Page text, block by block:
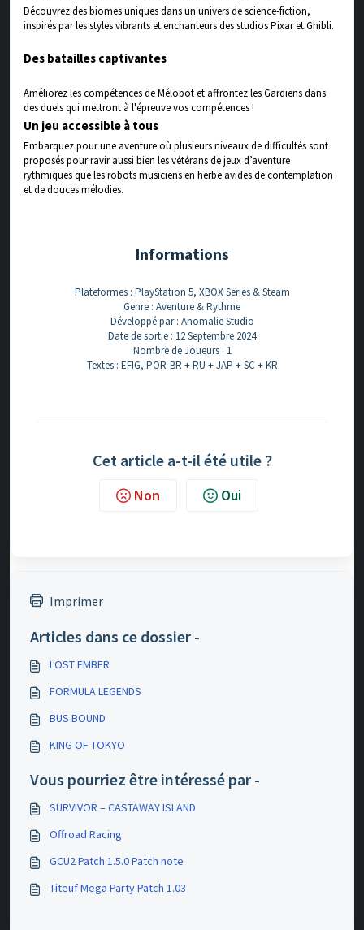
Découvrez des biomes uniques dans un univers de science-fiction,
inspirés par les styles vibrants et enchanteurs des studios Pixar et Ghibli.
Des batailles captivantes
Améliorez les compétences de Mélobot et affrontez les Gardiens dans
des duels qui mettront à l'épreuve vos compétences !
Un jeu accessible à tous
Embarquez pour une aventure où plusieurs niveaux de difficultés sont
proposés pour ravir aussi bien les vétérans de jeux d’aventure
rythmiques que les robots musiciens en herbe avides de contemplation
et de douces mélodies.
Informations
Plateformes : PlayStation 5, XBOX Series & Steam
Genre : Aventure & Rythme
Développé par : Anomalie Studio
Date de sortie : 12 Septembre 2024
Nombre de Joueurs : 1
Textes : EFIG, POR-BR + RU + JAP + SC + KR
Cet article a-t-il été utile ?
Non Oui
Imprimer
Articles dans ce dossier -
LOST EMBER
FORMULA LEGENDS
BUS BOUND
KING OF TOKYO
Vous pourriez être intéressé par -
SURVIVOR – CASTAWAY ISLAND
Offroad Racing
GCU2 Patch 1.5.0 Patch note
Titeuf Mega Party Patch 1.03